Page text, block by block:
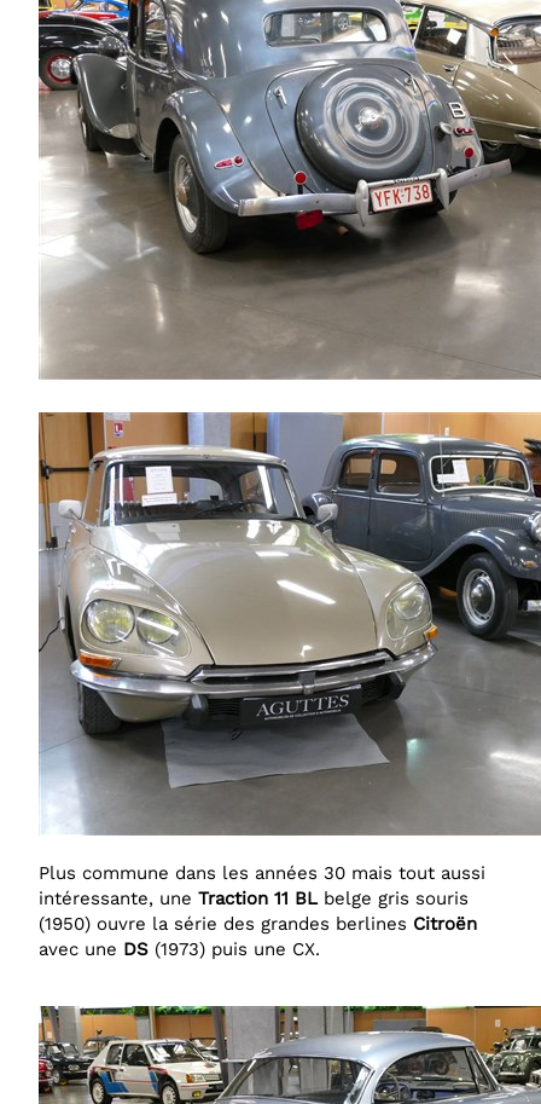
Plus commune dans les années 30 mais tout aussi
intéressante, une Traction 11 BL belge gris souris
(1950) ouvre la série des grandes berlines Citroën
avec une DS (1973) puis une CX.